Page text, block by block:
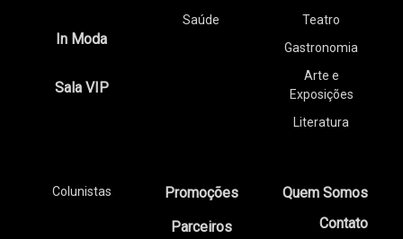
In Moda
Sala VIP
Saúde
Teatro
Gastronomia
Arte e
Exposições
Literatura
Colunistas
Promoções
Parceiros
Quem Somos
Contato